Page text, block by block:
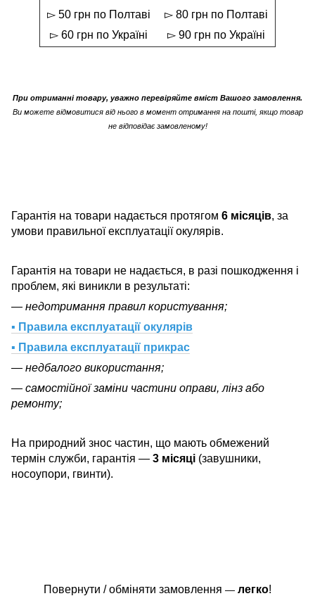
▻ 50 грн по Полтаві
▻ 60 грн по Україні
▻ 80 грн по Полтаві
▻ 90 грн по Україні
При отриманні товару, уважно перевіряйте вміст Вашого замовлення.
Ви можете відмовитися від нього в момент отримання на пошті, якщо товар
не відповідає замовленому!
Гарантія на товари надається протягом 6 місяців, за
умови правильної експлуатації окулярів.
Гарантія на товари не надається, в разі пошкодження і
проблем, які виникли в результаті:
— недотримання правил користування;
▪ Правила експлуатації окулярів
▪ Правила експлуатації прикрас
— недбалого використання;
— самостійної заміни частини оправи, лінз або
ремонту;
На природний знос частин, що мають обмежений
термін служби, гарантія — 3 місяці (завушники,
носоупори, гвинти).
Повернути / обміняти замовлення — легко!